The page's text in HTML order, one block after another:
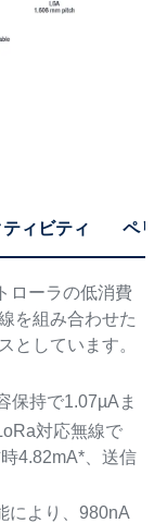
ィビティ ペリ
ローラの低消費
を組み合わせた
としています。
保持で1.07µAま
対応無線で
4.82mA*、送信
により、980nA